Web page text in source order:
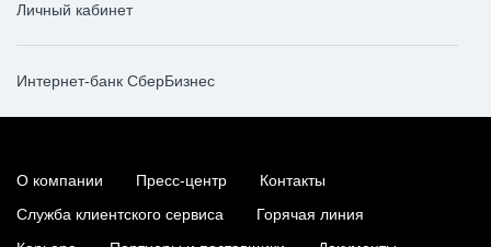
Личный кабинет
Интернет-банк СберБизнес
О компании Пресс-центр
Контакты
Служба клиентского сервиса
Горячая линия